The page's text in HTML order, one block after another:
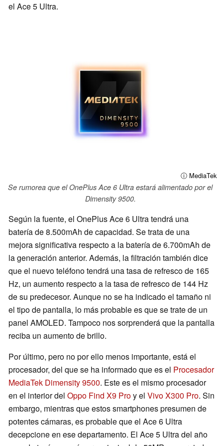
el Ace 5 Ultra.
ⓘ MediaTek
Se rumorea que el OnePlus Ace 6 Ultra estará alimentado por el
Dimensity 9500.
Según la fuente, el OnePlus Ace 6 Ultra tendrá una
batería de 8.500mAh de capacidad. Se trata de una
mejora significativa respecto a la batería de 6.700mAh de
la generación anterior. Además, la filtración también dice
que el nuevo teléfono tendrá una tasa de refresco de 165
Hz, un aumento respecto a la tasa de refresco de 144 Hz
de su predecesor. Aunque no se ha indicado el tamaño ni
el tipo de pantalla, lo más probable es que se trate de un
panel AMOLED. Tampoco nos sorprenderá que la pantalla
reciba un aumento de brillo.
Por último, pero no por ello menos importante, está el
procesador, del que se ha informado que es el Procesador
MediaTek Dimensity 9500. Este es el mismo procesador
en el interior del Oppo Find X9 Proy el Vivo X300 Pro. Sin
embargo, mientras que estos smartphones presumen de
potentes cámaras, es probable que el Ace 6 Ultra
decepcione en ese departamento. El Ace 5 Ultra del año